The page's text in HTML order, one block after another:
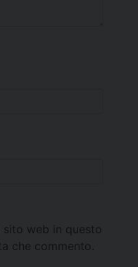
sito web in questo
che commento.